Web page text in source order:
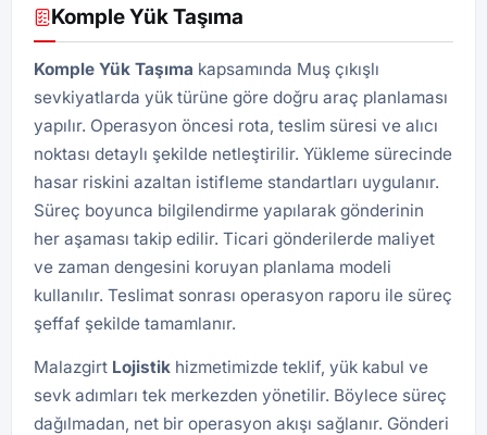
Komple Yük Taşıma
Komple Yük Taşıma kapsamında Muş çıkışlı
sevkiyatlarda yük türüne göre doğru araç planlaması
yapılır. Operasyon öncesi rota, teslim süresi ve alıcı
noktası detaylı şekilde netleştirilir. Yükleme sürecinde
hasar riskini azaltan istifleme standartları uygulanır.
Süreç boyunca bilgilendirme yapılarak gönderinin
her aşaması takip edilir. Ticari gönderilerde maliyet
ve zaman dengesini koruyan planlama modeli
kullanılır. Teslimat sonrası operasyon raporu ile süreç
şeffaf şekilde tamamlanır.
Malazgirt Lojistik hizmetimizde teklif, yük kabul ve
sevk adımları tek merkezden yönetilir. Böylece süreç
dağılmadan, net bir operasyon akışı sağlanır. Gönderi